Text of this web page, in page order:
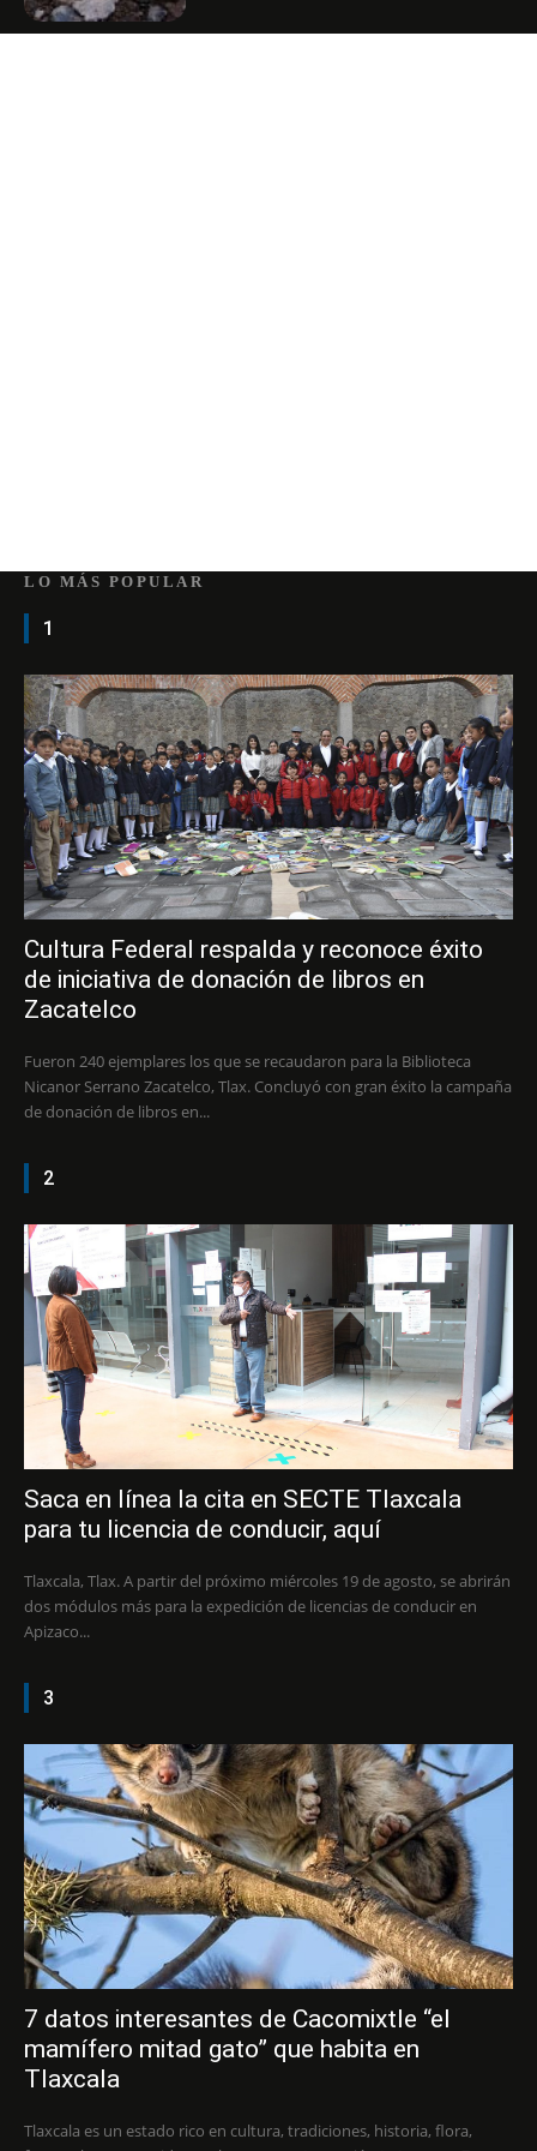
LO MÁS POPULAR
1
Cultura Federal respalda y reconoce éxito
de iniciativa de donación de libros en
Zacatelco
Fueron 240 ejemplares los que se recaudaron para la Biblioteca
Nicanor Serrano Zacatelco, Tlax. Concluyó con gran éxito la campaña
de donación de libros en...
2
Saca en línea la cita en SECTE Tlaxcala
para tu licencia de conducir, aquí
Tlaxcala, Tlax. A partir del próximo miércoles 19 de agosto, se abrirán
dos módulos más para la expedición de licencias de conducir en
Apizaco...
3
7 datos interesantes de Cacomixtle “el
mamífero mitad gato” que habita en
Tlaxcala
Tlaxcala es un estado rico en cultura, tradiciones, historia, flora,